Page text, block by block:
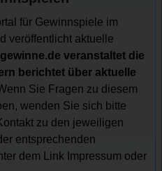
für Gewinnspiele im
veröffentlicht aktuelle
veranstaltet die
berichtet über aktuelle
Sie Fragen zu diesem
wenden Sie sich bitte
zu den jeweiligen
entsprechenden
dem Link Impressum oder